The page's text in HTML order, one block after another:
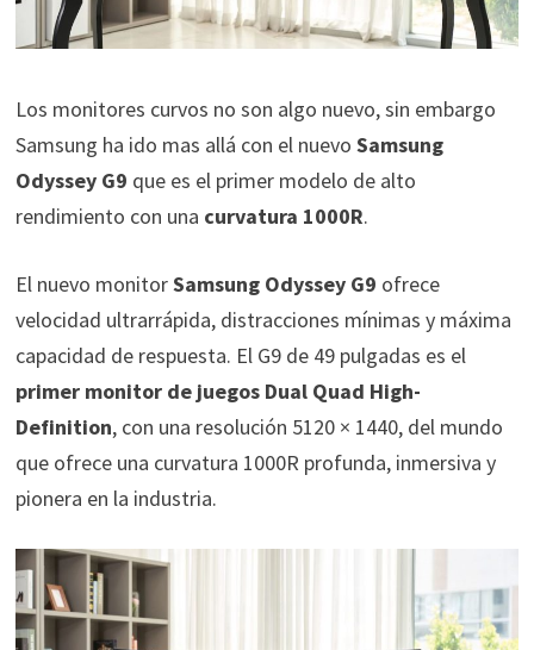
Los monitores curvos no son algo nuevo, sin embargo
Samsung ha ido mas allá con el nuevo Samsung
Odyssey G9 que es el primer modelo de alto
rendimiento con una curvatura 1000R.
El nuevo monitorSamsung Odyssey G9 ofrece
velocidad ultrarrápida, distracciones mínimas y máxima
capacidad de respuesta. El G9 de 49 pulgadas es el
primer monitor de juegos Dual Quad High-
Definition, con una resolución 5120 × 1440, del mundo
que ofrece una curvatura 1000R profunda, inmersiva y
pionera en la industria.